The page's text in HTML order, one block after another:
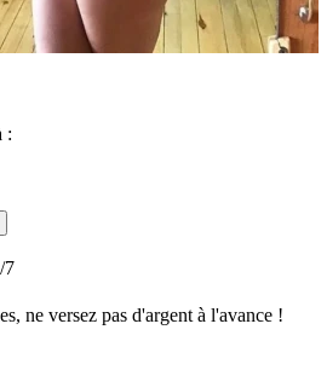
:
7
ne versez pas d'argent à l'avance !